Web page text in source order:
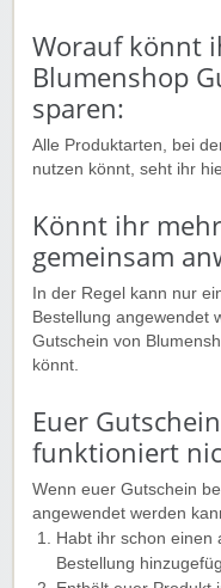
Worauf könnt
Blumenshop
sparen:
Alle Produktarten, bei
nutzen könnt, seht ihr
Könnt ihr
gemeinsam
In der Regel kann nur
Bestellung angewendet
Gutschein von
könnt.
Euer
funktioniert
Wenn euer Gutschein
angewendet werden
Habt ihr schon einen
Bestellung